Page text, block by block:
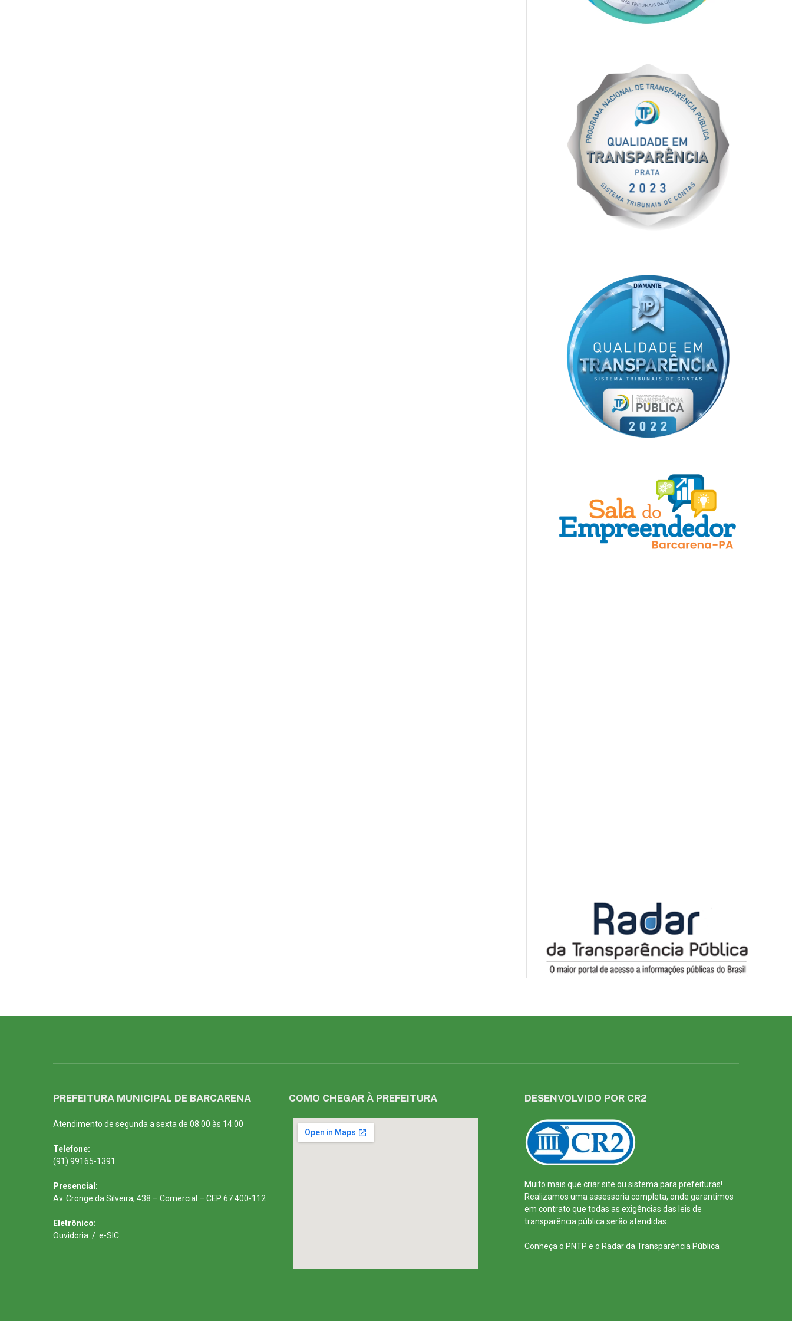
PREFEITURA MUNICIPAL DE BARCARENA
Atendimento de segunda a sexta de 08:00 às 14:00
Telefone:
(91) 99165-1391
Presencial:
Av. Cronge da Silveira, 438 – Comercial – CEP 67.400-112
Eletrônico:
Ouvidoria / e-SIC
COMO CHEGAR À PREFEITURA DESENVOLVIDO POR CR2
Muito mais que criar site ou sistema para prefeituras!
Realizamos uma assessoria completa, onde garantimos
em contrato que todas as exigências das leis de
transparência pública serão atendidas.
Conheça o PNTP e o Radar da Transparência Pública